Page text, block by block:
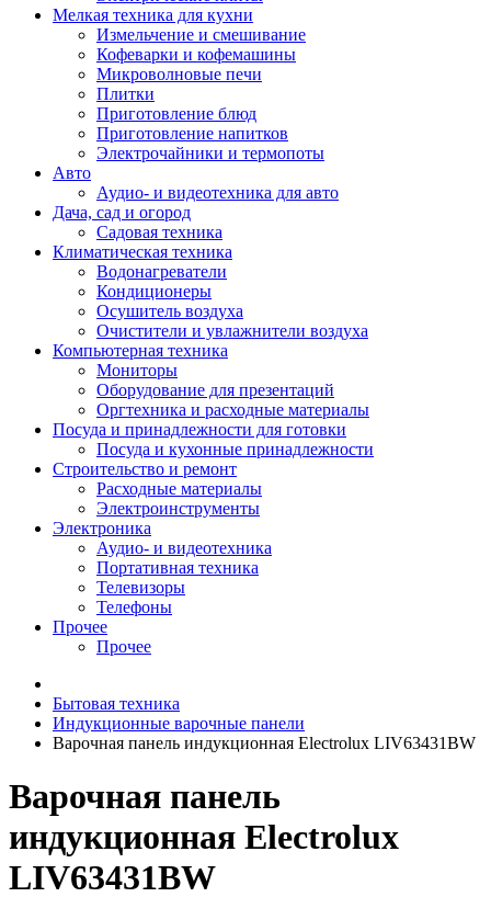
Мелкая техника для кухни
Измельчение и смешивание
Кофеварки и кофемашины
Микроволновые печи
Плитки
Приготовление блюд
Приготовление напитков
Электрочайники и термопоты
Авто
Аудио- и видеотехника для авто
Дача, сад и огород
Садовая техника
Климатическая техника
Водонагреватели
Кондиционеры
Осушитель воздуха
Очистители и увлажнители воздуха
Компьютерная техника
Мониторы
Оборудование для презентаций
Оргтехника и расходные материалы
Посуда и принадлежности для готовки
Посуда и кухонные принадлежности
Строительство и ремонт
Расходные материалы
Электроинструменты
Электроника
Аудио- и видеотехника
Портативная техника
Телевизоры
Телефоны
Прочее
Прочее
Бытовая техника
Индукционные варочные панели
Варочная панель индукционная Electrolux LIV63431BW
Варочная панель
индукционная Electrolux
LIV63431BW